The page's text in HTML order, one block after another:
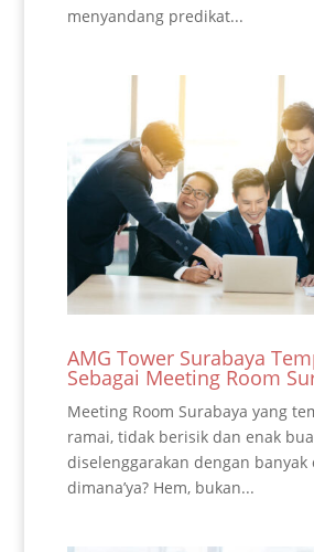
menyandang predikat...
AMG Tower Surabaya
Sebagai Meeting Room
Meeting Room Surabaya yang
ramai, tidak berisik dan enak
diselenggarakan dengan banyak
dimana’ya? Hem, bukan...